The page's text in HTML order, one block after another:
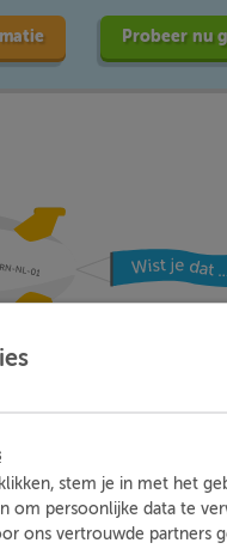
Probeer nu
…
stem je in met het
om persoonlijke data te
ons vertrouwde partners